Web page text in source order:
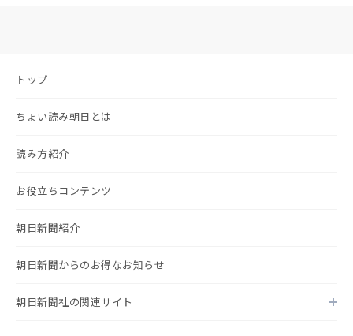
トップ
ちょい読み朝日とは
読み方紹介
お役立ちコンテンツ
朝日新聞紹介
朝日新聞からのお得なお知らせ
朝日新聞社の関連サイト